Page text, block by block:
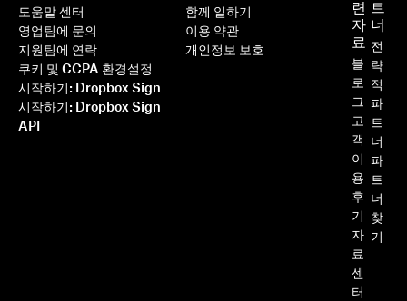
도움말 센터
영업팀에 문의
지원팀에 연락
쿠키 및 CCPA 환경설정
시작하기: Dropbox Sign
시작하기: Dropbox Sign
API
련
자
료
블
로
그
고
객
이
용
후
기
자
료
센
터
트
너
전
략
적
파
트
너
파
트
너
찾
기
함께 일하기
이용 약관
개인정보 보호